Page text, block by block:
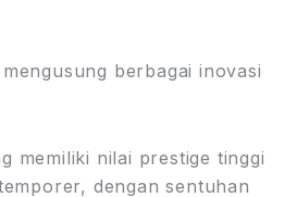
berbagai inovasi
memiliki nilai prestige tinggi
dengan sentuhan